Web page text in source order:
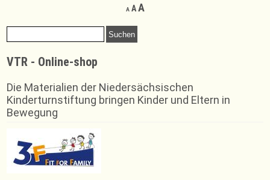
A
Decrease
font
AReset
size.
AIncrease
Suchen
nach:
VTR - Online-shop
Die Materialien der Niedersächsischen
Kinderturnstiftung bringen Kinder und Eltern in
Bewegung